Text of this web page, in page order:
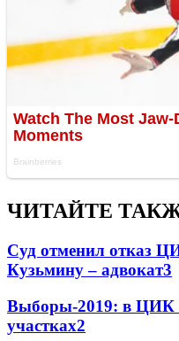
ЧИТАЙТЕ
Суд отменил отказ
Кузьмину – адвокат3
Выборы-2019: в ЦИК
участках2